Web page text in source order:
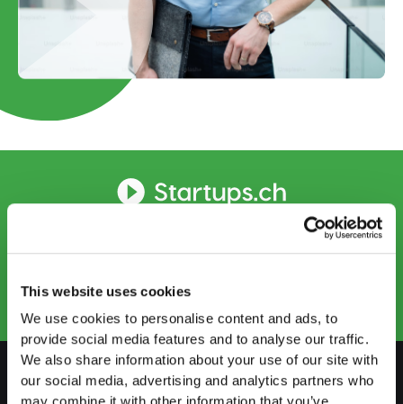
This website uses cookies
We use cookies to personalise content and ads, to
provide social media features and to analyse our traffic.
We also share information about your use of our site with
our social media, advertising and analytics partners who
Termin buchen